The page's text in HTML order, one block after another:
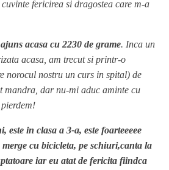
fericirea si dragostea care m-a
acasa cu 2230 de grame. Inca un
acasa, am trecut si printr-o
norocul nostru un curs in spital) de
mandra, dar nu-mi aduc aminte cu
este in clasa a 3-a, este foarteeeee
cu bicicleta, pe schiuri,canta la
iar eu atat de fericita fiindca